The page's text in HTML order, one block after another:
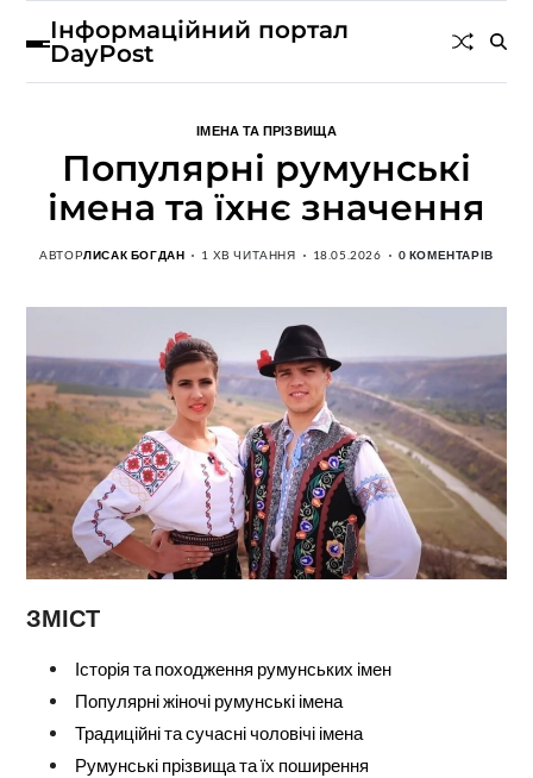
Інформаційний портал
DayPost
ІМЕНА ТА ПРІЗВИЩА
Популярні румунські
імена та їхнє значення
АВТОРЛИСАК БОГДАН 1 ХВ ЧИТАННЯ 18.05.2026 0 КОМЕНТАРІВ
ЗМІСТ
Історія та походження румунських імен
Популярні жіночі румунські імена
Традиційні та сучасні чоловічі імена
Румунські прізвища та їх поширення